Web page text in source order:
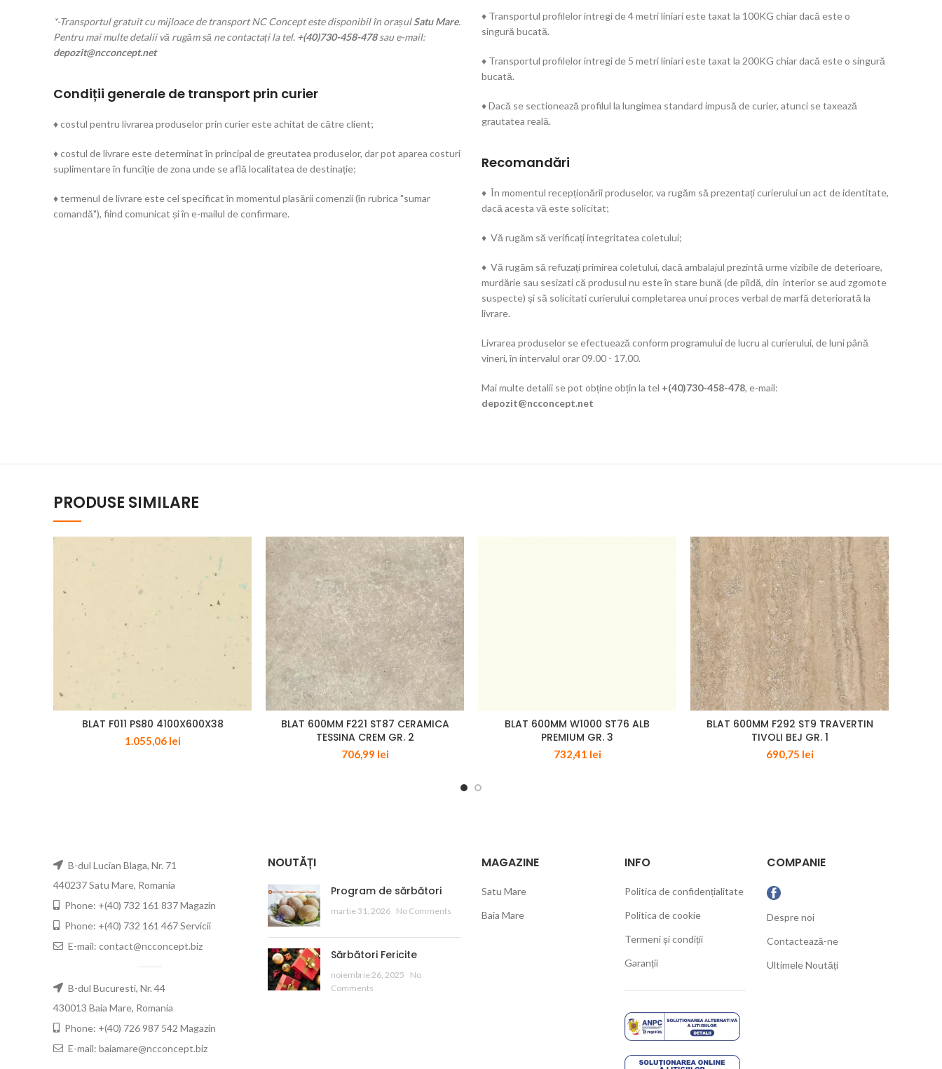
*-Transportul gratuit cu mijloace de transport NC Concept este disponibil în orașulSatu Mare.
Pentru mai multe detalii vă rugăm să ne contactați la tel. +(40)730-458-478sau e-mail:
depozit@ncconcept.net
Condiții generale de transport prin curier
♦ costul pentru livrarea produselor prin curier este achitat de către client;
♦ costul de livrare este determinat în principal de greutatea produselor, dar pot aparea costuri
suplimentare în funcîție de zona unde se află localitatea de destinație;
♦ termenul de livrare este cel specificat în momentul plasării comenzii (în rubrica "sumar
comandă"), fiind comunicat și în e-mailul de confirmare.
♦ Transportul profilelor intregi de 4 metri liniari este taxat la 100KG chiar dacă este o
singură bucată.
♦ Transportul profilelor intregi de 5 metri liniari este taxat la 200KG chiar dacă este o singură
bucată.
♦ Dacă se sectionează profilul la lungimea standard impusă de curier, atunci se taxează
grautatea reală.
Recomandări
♦ În momentul recepționării produselor, va rugăm să prezentați curierului un act de identitate,
dacă acesta vă este solicitat;
♦ Vă rugăm să verificați integritatea coletului;
♦ Vă rugăm să refuzați primirea coletului, dacă ambalajul prezintă urme vizibile de deterioare,
murdărie sau sesizati că produsul nu este în stare bună (de pildă, din interior se aud zgomote
suspecte) și să solicitati curierului completarea unui proces verbal de marfă deteriorată la
livrare.
Livrarea produselor se efectuează conform programului de lucru al curierului, de luni până
vineri, în intervalul orar 09.00 - 17.00.
Mai multe detalii se pot obține obțin la tel +(40)730-458-478, e-mail:
depozit@ncconcept.net
PRODUSE SIMILARE
BLAT F011 PS80 4100X600X38
1.055,06 lei
BLAT 600MM F221 ST87 CERAMICA
TESSINA CREM GR. 2
706,99 lei
BLAT 600MM W1000 ST76 ALB
PREMIUM GR. 3
732,41 lei
BLAT 600MM F292 ST9 TRAVERTIN
TIVOLI BEJ GR. 1
690,75 lei
B-dul Lucian Blaga, Nr. 71
440237 Satu Mare, Romania
Phone: +(40) 732 161 837 Magazin
Phone: +(40) 732 161 467 Servicii
E-mail: contact@ncconcept.biz
B-dul Bucuresti, Nr. 44
430013 Baia Mare, Romania
Phone: +(40) 726 987 542 Magazin
E-mail: baiamare@ncconcept.biz
NOUTĂȚI
Program de sărbători
martie 31, 2026 No Comments
Sărbători Fericite
noiembrie 26, 2025
No
Comments
MAGAZINE
Satu Mare
Baia Mare
INFO
Politica de confidențialitate
Politica de cookie
Termeni și condiții
Garanții
COMPANIE
Despre noi
Contactează-ne
Ultimele Noutăți